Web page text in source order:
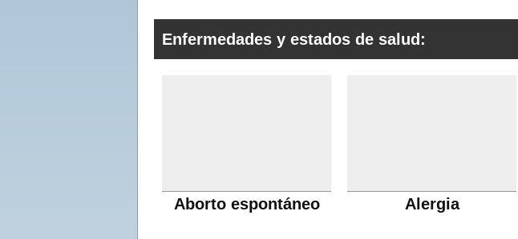
Enfermedades y estados de salud:
Aborto espontáneo Alergia